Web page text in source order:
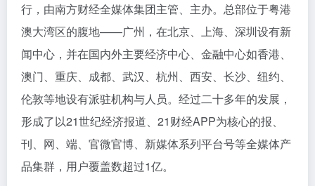
行，由南方财经全媒体集团主管、主办。总部位于粤港
澳大湾区的腹地——广州，在北京、上海、深圳设有新
闻中心，并在国内外主要经济中心、金融中心如香港、
澳门、重庆、成都、武汉、杭州、西安、长沙、纽约、
伦敦等地设有派驻机构与人员。经过二十多年的发展，
形成了以21世纪经济报道、21财经APP为核心的报、
刊、网、端、官微官博、新媒体系列平台号等全媒体产
品集群，用户覆盖数超过1亿。